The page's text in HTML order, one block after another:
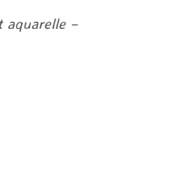
aquarelle –